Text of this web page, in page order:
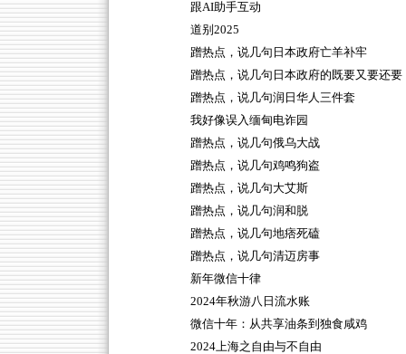
跟AI助手互动
道别2025
蹭热点，说几句日本政府亡羊补牢
蹭热点，说几句日本政府的既要又要还要
蹭热点，说几句润日华人三件套
我好像误入缅甸电诈园
蹭热点，说几句俄乌大战
蹭热点，说几句鸡鸣狗盗
蹭热点，说几句大艾斯
蹭热点，说几句润和脱
蹭热点，说几句地痞死磕
蹭热点，说几句清迈房事
新年微信十律
2024年秋游八日流水账
微信十年：从共享油条到独食咸鸡
2024上海之自由与不自由